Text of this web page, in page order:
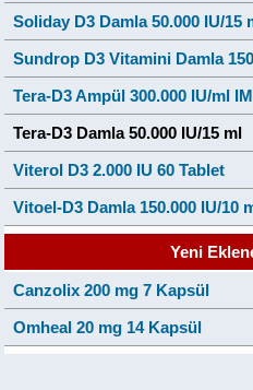
Soliday D3 Damla 50.000 IU/15
Sundrop D3 Vitamini Damla
Tera-D3 Ampül 300.000 IU/ml
Tera-D3 Damla 50.000 IU/15 ml
Viterol D3 2.000 IU 60 Tablet
Vitoel-D3 Damla 150.000 IU/10
Yeni
Canzolix 200 mg 7 Kapsül
Omheal 20 mg 14 Kapsül